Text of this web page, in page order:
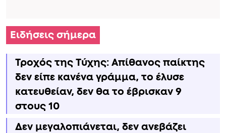
Ειδήσεις σήμερα
Τροχός της Τύχης: Απίθανος παίκτης
δεν είπε κανένα γράμμα, το έλυσε
κατευθείαν, δεν θα το έβρισκαν 9
στους 10
Δεν μεγαλοπιάνεται, δεν ανεβάζει